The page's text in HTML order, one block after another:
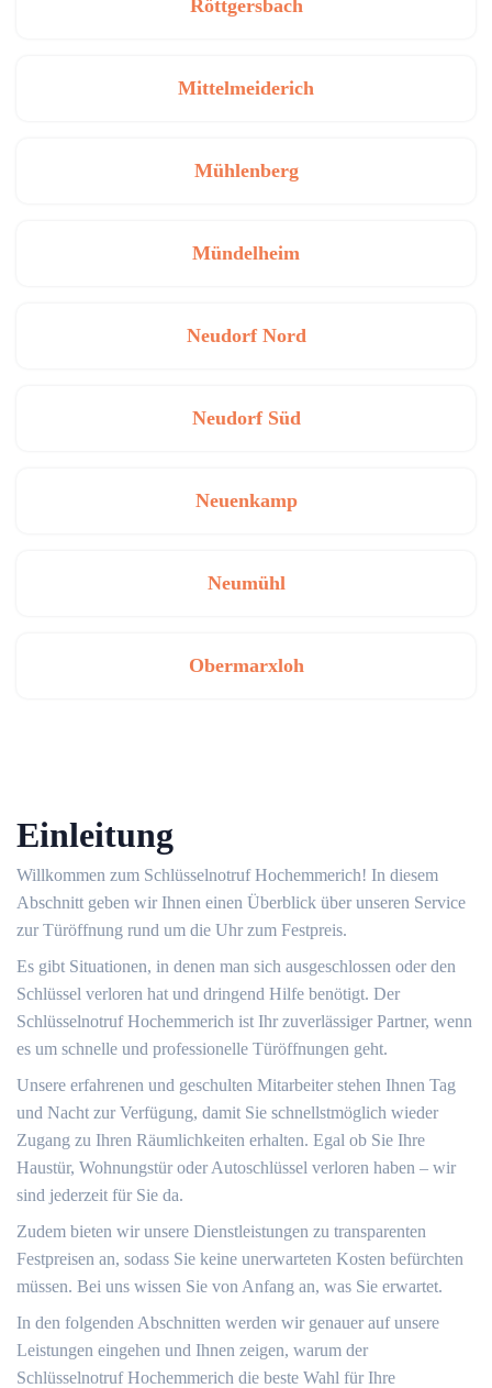
Röttgersbach
Mittelmeiderich
Mühlenberg
Mündelheim
Neudorf Nord
Neudorf Süd
Neuenkamp
Neumühl
Obermarxloh
Einleitung
Willkommen zum Schlüsselnotruf Hochemmerich!​ In diesem
Abschnitt geben wir Ihnen einen Überblick über unseren Service
zur Türöffnung rund um die Uhr zum Festpreis.​
Es gibt Situationen, in denen man sich ausgeschlossen oder den
Schlüssel verloren hat und dringend Hilfe benötigt.​ Der
Schlüsselnotruf Hochemmerich ist Ihr zuverlässiger Partner, wenn
es um schnelle und professionelle Türöffnungen geht.​
Unsere erfahrenen und geschulten Mitarbeiter stehen Ihnen Tag
und Nacht zur Verfügung, damit Sie schnellstmöglich wieder
Zugang zu Ihren Räumlichkeiten erhalten.​ Egal ob Sie Ihre
Haustür, Wohnungstür oder Autoschlüssel verloren haben – wir
sind jederzeit für Sie da.​
Zudem bieten wir unsere Dienstleistungen zu transparenten
Festpreisen an, sodass Sie keine unerwarteten Kosten befürchten
müssen.​ Bei uns wissen Sie von Anfang an, was Sie erwartet.​
In den folgenden Abschnitten werden wir genauer auf unsere
Leistungen eingehen und Ihnen zeigen, warum der
Schlüsselnotruf Hochemmerich die beste Wahl für Ihre